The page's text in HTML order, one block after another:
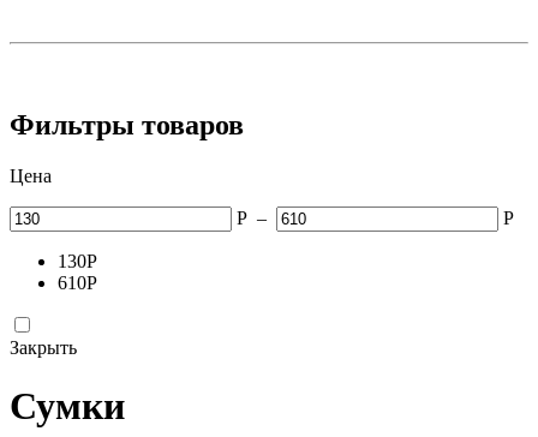
Фильтры товаров
Цена
Р – Р
130Р
610Р
Закрыть
Сумки